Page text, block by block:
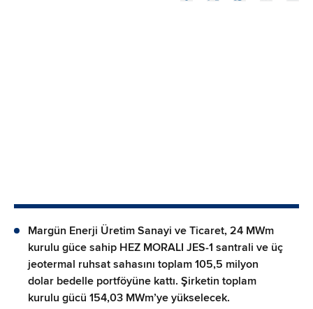
Margün Enerji Üretim Sanayi ve Ticaret, 24 MWm
kurulu güce sahip HEZ MORALI JES-1 santrali ve üç
jeotermal ruhsat sahasını toplam 105,5 milyon
dolar bedelle portföyüne kattı. Şirketin toplam
kurulu gücü 154,03 MWm’ye yükselecek.